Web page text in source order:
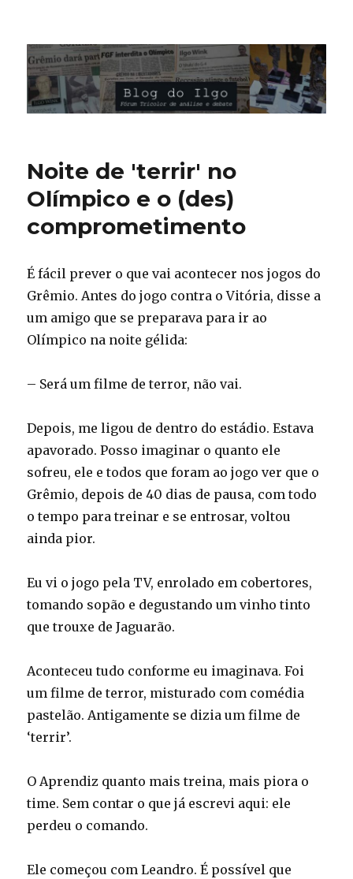
Blog do Ilgo Wink
Noite de 'terrir' no
Olímpico e o (des)
comprometimento
É fácil prever o que vai acontecer nos jogos do
Grêmio. Antes do jogo contra o Vitória, disse a
um amigo que se preparava para ir ao
Olímpico na noite gélida:
– Será um filme de terror, não vai.
Depois, me ligou de dentro do estádio. Estava
apavorado. Posso imaginar o quanto ele
sofreu, ele e todos que foram ao jogo ver que o
Grêmio, depois de 40 dias de pausa, com todo
o tempo para treinar e se entrosar, voltou
ainda pior.
Eu vi o jogo pela TV, enrolado em cobertores,
tomando sopão e degustando um vinho tinto
que trouxe de Jaguarão.
Aconteceu tudo conforme eu imaginava. Foi
um filme de terror, misturado com comédia
pastelão. Antigamente se dizia um filme de
‘terrir’.
O Aprendiz quanto mais treina, mais piora o
time. Sem contar o que já escrevi aqui: ele
perdeu o comando.
Ele começou com Leandro. É possível que